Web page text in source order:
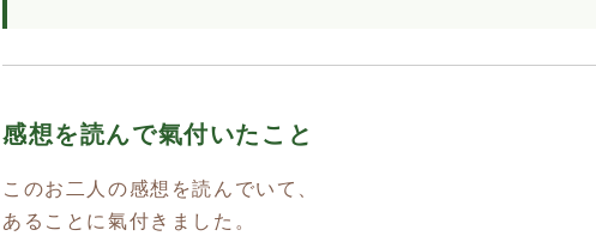
感想を読んで氣付いたこと
このお二人の感想を読んでいて、
あることに氣付きました。